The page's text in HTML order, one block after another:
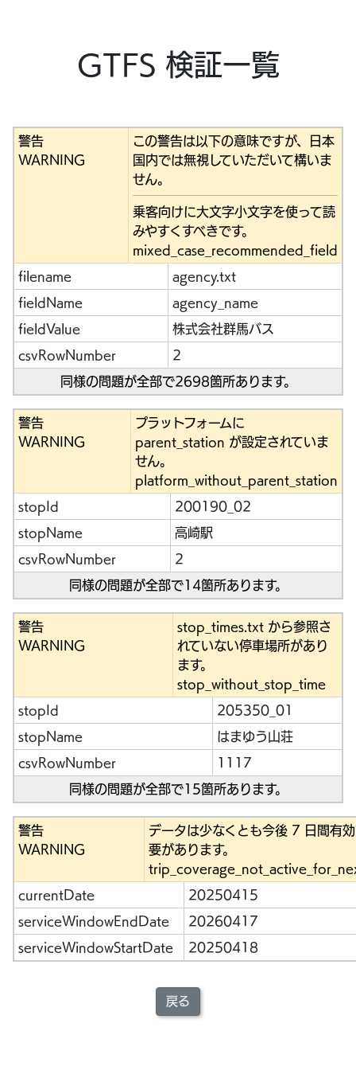
GTFS 検証一覧
警告
WARNING
この警告は以下の意味ですが、日本
国内では無視していただいて構いま
せん。
乗客向けに大文字小文字を使って読
みやすくすべきです。
mixed_case_recommended_field
filename agency.txt
fieldName agency_name
fieldValue 株式会社群馬バス
csvRowNumber 2
同様の問題が全部で2698箇所あります。
警告
WARNING
プラットフォームに
parent_station が設定されていま
せん。
platform_without_parent_station
stopId 200190_02
stopName 高崎駅
csvRowNumber 2
同様の問題が全部で14箇所あります。
警告
WARNING
stop_times.txt から参照さ
れていない停車場所があり
ます。
stop_without_stop_time
stopId 205350_01
stopName はまゆう山荘
csvRowNumber 1117
同様の問題が全部で15箇所あります。
警告
WARNING
データは少なくとも今後 7 日間有
要があります。
currentDate 20250415
serviceWindowEndDate 20260417
serviceWindowStartDate 20250418
戻る